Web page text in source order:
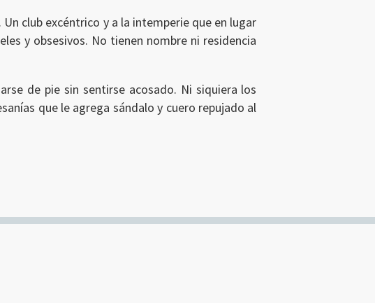
club excéntrico y a la intemperie que en lugar
y obsesivos. No tienen nombre ni residencia
de pie sin sentirse acosado. Ni siquiera los
que le agrega sándalo y cuero repujado al